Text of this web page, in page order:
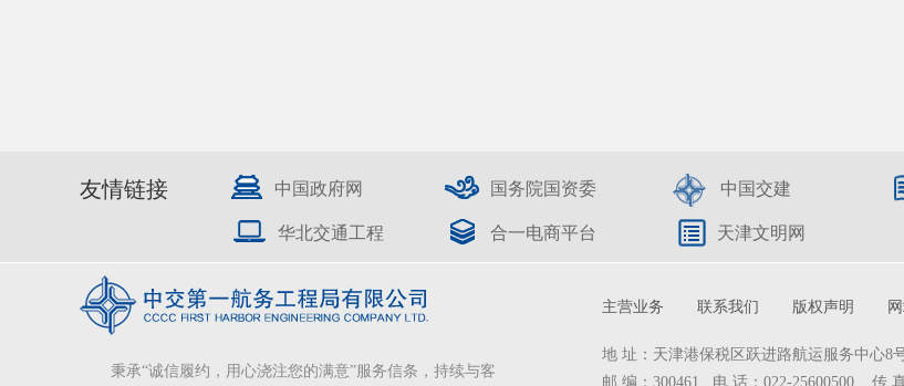
友情链接 中国政府网 国务院国资委 中国交建
华北交通工程 合一电商平台 天津文明网
秉承“诚信履约，用心浇注您的满意”服务信条，持续与客
主营业务 联系我们 版权声明
地 址：天津港保税区跃进路航运服务中心8
邮 编：300461 电 话：022-25600500 传 真